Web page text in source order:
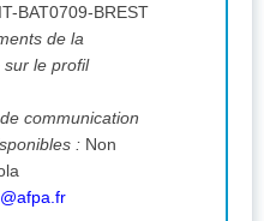
BAT0709-BREST
de la
sur le profil
communication
: Non